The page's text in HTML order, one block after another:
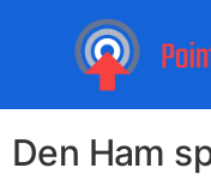
Den Ham